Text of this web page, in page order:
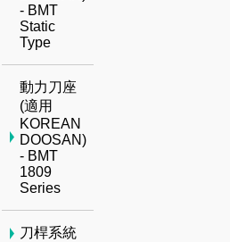
- BMT
Static
Type
動力刀座
(適用
KOREAN
DOOSAN)
- BMT
1809
Series
刀桿系統